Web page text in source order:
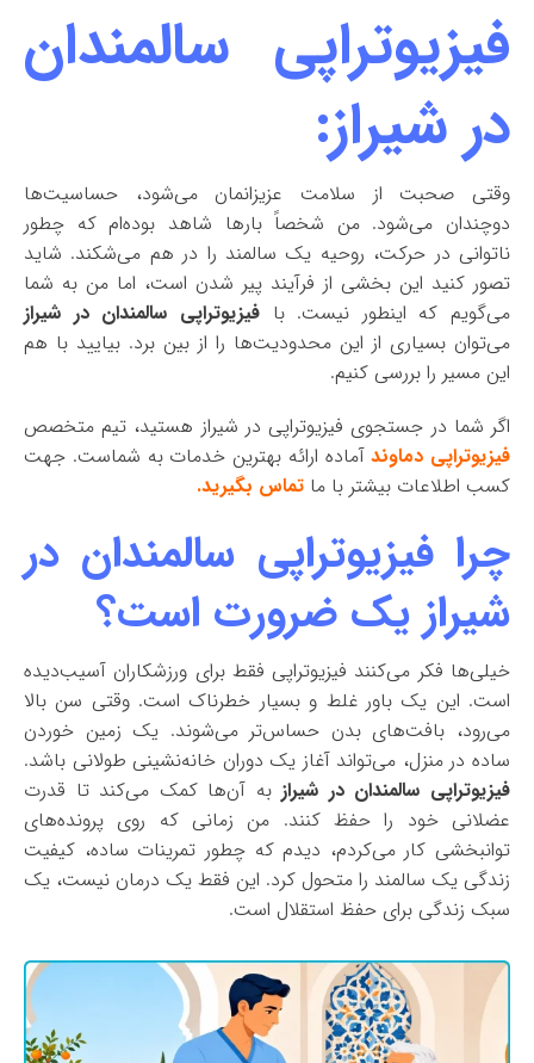
فیزیوتراپی سالمندان
در شیراز:
وقتی صحبت از سلامت عزیزانمان می‌شود، حساسیت‌ها
دوچندان می‌شود. من شخصاً بارها شاهد بوده‌ام که چطور
ناتوانی در حرکت، روحیه یک سالمند را در هم می‌شکند. شاید
تصور کنید این بخشی از فرآیند پیر شدن است، اما من به شما
می‌گویم که اینطور نیست. بافیزیوتراپی سالمندان در شیراز
می‌توان بسیاری از این محدودیت‌ها را از بین برد. بیایید با هم
این مسیر را بررسی کنیم.
اگر شما در جستجوی فیزیوتراپی در شیراز هستید، تیم متخصص
فیزیوتراپی دماوندآماده ارائه بهترین خدمات به شماست. جهت
کسب اطلاعات بیشتر با ما تماس بگیرید.
چرا فیزیوتراپی سالمندان در
شیراز یک ضرورت است؟
خیلی‌ها فکر می‌کنند فیزیوتراپی فقط برای ورزشکاران آسیب‌دیده
است. این یک باور غلط و بسیار خطرناک است. وقتی سن بالا
می‌رود، بافت‌های بدن حساس‌تر می‌شوند. یک زمین خوردن
ساده در منزل، می‌تواند آغاز یک دوران خانه‌نشینی طولانی باشد.
فیزیوتراپی سالمندان در شیراز به آن‌ها کمک می‌کند تا قدرت
عضلانی خود را حفظ کنند. من زمانی که روی پرونده‌های
توانبخشی کار می‌کردم، دیدم که چطور تمرینات ساده، کیفیت
زندگی یک سالمند را متحول کرد. این فقط یک درمان نیست، یک
سبک زندگی برای حفظ استقلال است.